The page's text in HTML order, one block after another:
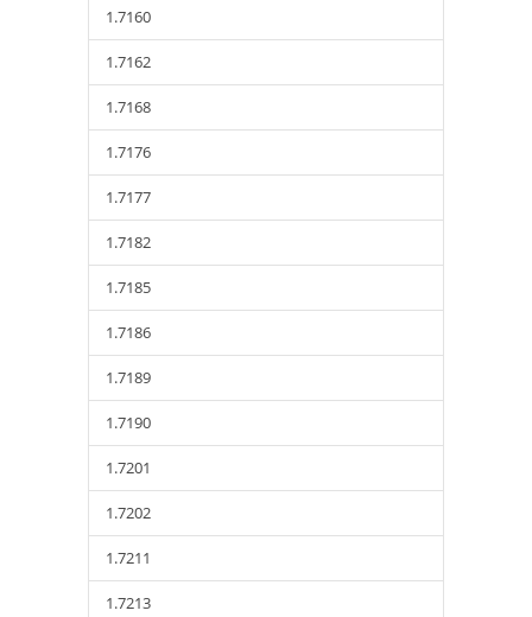
1.7160
1.7162
1.7168
1.7176
1.7177
1.7182
1.7185
1.7186
1.7189
1.7190
1.7201
1.7202
1.7211
1.7213